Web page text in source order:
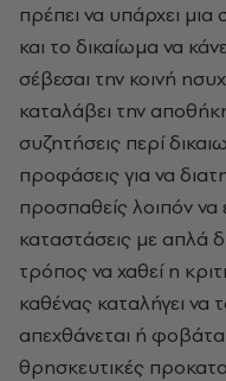
πρέπει να υπάρχει
και το δικαίωμα να
σέβεσαι την κοινή
καταλάβει την
συζητήσεις περί
προφάσεις για να
προσπαθείς λοιπόν να
καταστάσεις με απλά
τρόπος να χαθεί η
καθένας καταλήγει να
απεχθάνεται ή
θρησκευτικές